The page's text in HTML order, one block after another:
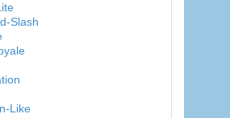
Slash
Like